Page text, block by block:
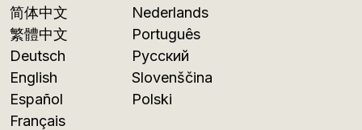
简体中文
繁體中文
Deutsch
English
Español
Français
Nederlands
Português
Русский
Slovenščina
Polski